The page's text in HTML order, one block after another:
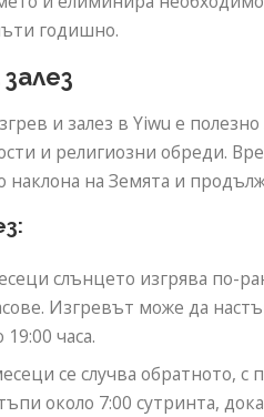
годишно.
и залез в Yiwu е
и религиозни обреди.
наклона на Земята и
слънцето изгрява по-
Изгревът може да
часа.
се случва обратното, с
около 7:00 сутринта,